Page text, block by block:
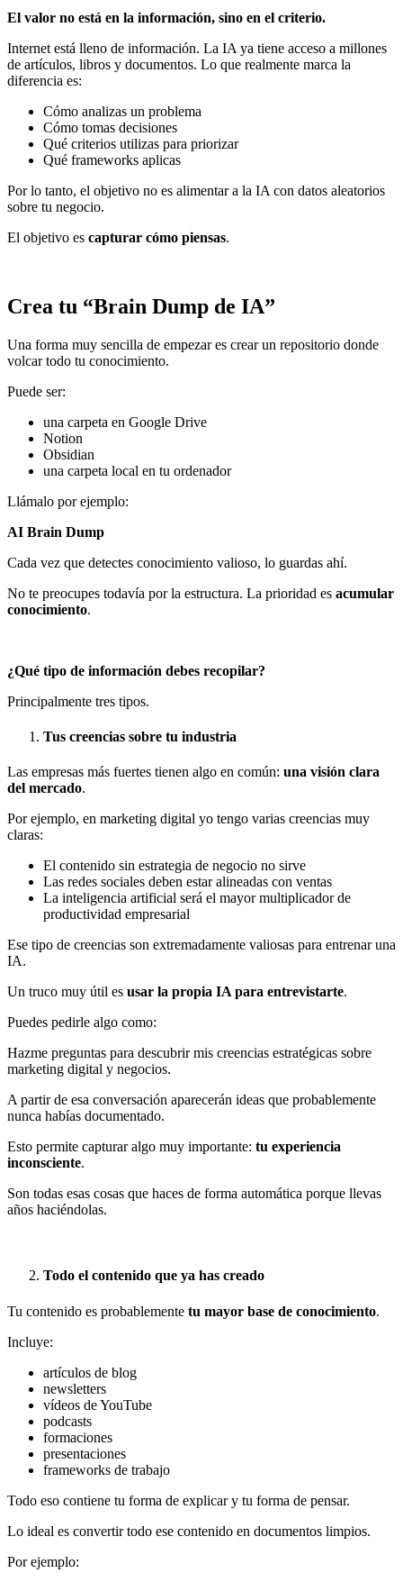
El valor no está en la información, sino en el criterio.
Internet está lleno de información. La IA ya tiene acceso a millones
de artículos, libros y documentos. Lo que realmente marca la
diferencia es:
Cómo analizas un problema
Cómo tomas decisiones
Qué criterios utilizas para priorizar
Qué frameworks aplicas
Por lo tanto, el objetivo no es alimentar a la IA con datos aleatorios
sobre tu negocio.
El objetivo es capturar cómo piensas.
Crea tu “Brain Dump de IA”
Una forma muy sencilla de empezar es crear un repositorio donde
volcar todo tu conocimiento.
Puede ser:
una carpeta en Google Drive
Notion
Obsidian
una carpeta local en tu ordenador
Llámalo por ejemplo:
AI Brain Dump
Cada vez que detectes conocimiento valioso, lo guardas ahí.
No te preocupes todavía por la estructura. La prioridad es acumular
conocimiento.
¿Qué tipo de información debes recopilar?
Principalmente tres tipos.
Tus creencias sobre tu industria
Las empresas más fuertes tienen algo en común: una visión clara
del mercado.
Por ejemplo, en marketing digital yo tengo varias creencias muy
claras:
El contenido sin estrategia de negocio no sirve
Las redes sociales deben estar alineadas con ventas
La inteligencia artificial será el mayor multiplicador de
productividad empresarial
Ese tipo de creencias son extremadamente valiosas para entrenar una
IA.
Un truco muy útil es usar la propia IA para entrevistarte.
Puedes pedirle algo como:
Hazme preguntas para descubrir mis creencias estratégicas sobre
marketing digital y negocios.
A partir de esa conversación aparecerán ideas que probablemente
nunca habías documentado.
Esto permite capturar algo muy importante: tu experiencia
inconsciente.
Son todas esas cosas que haces de forma automática porque llevas
años haciéndolas.
Todo el contenido que ya has creado
Tu contenido es probablemente tu mayor base de conocimiento.
Incluye:
artículos de blog
newsletters
vídeos de YouTube
podcasts
formaciones
presentaciones
frameworks de trabajo
Todo eso contiene tu forma de explicar y tu forma de pensar.
Lo ideal es convertir todo ese contenido en documentos limpios.
Por ejemplo: